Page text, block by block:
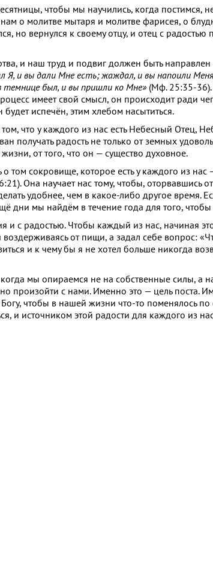
чтобы мы научились, когда постимся,
о молитве мытаря и молитве фарисея, о
но вернулся к своему отцу, и отец с радостью
и наш труд и подвиг должен быть направлен
Я, и вы дали Мне есть; жаждал, и вы напоили
темнице был, и вы пришли ко Мне»(Мф. 25:35-36).
имеет свой смысл, он происходит ради
испечён, этим хлебом насытиться.
что у каждого из нас есть Небесный Отец,
радость не только от земных
от того, что он — существо духовное.
сокровище, которое есть у каждого из
Она научает нас тому, чтобы, оторвавшись
удобнее, чем в какое-либо другое время.
дни мы найдём в течение года для того, чтобы
и с радостью. Чтобы каждый из нас, начиная
от пищи, а задал себе вопрос:
и к чему бы я не хотел больше никогда
мы опираемся не на собственные силы, а
произойти с нами. Именно это — цель поста.
чтобы в нашей жизни что-то поменялось
и источником этой радости для каждого из